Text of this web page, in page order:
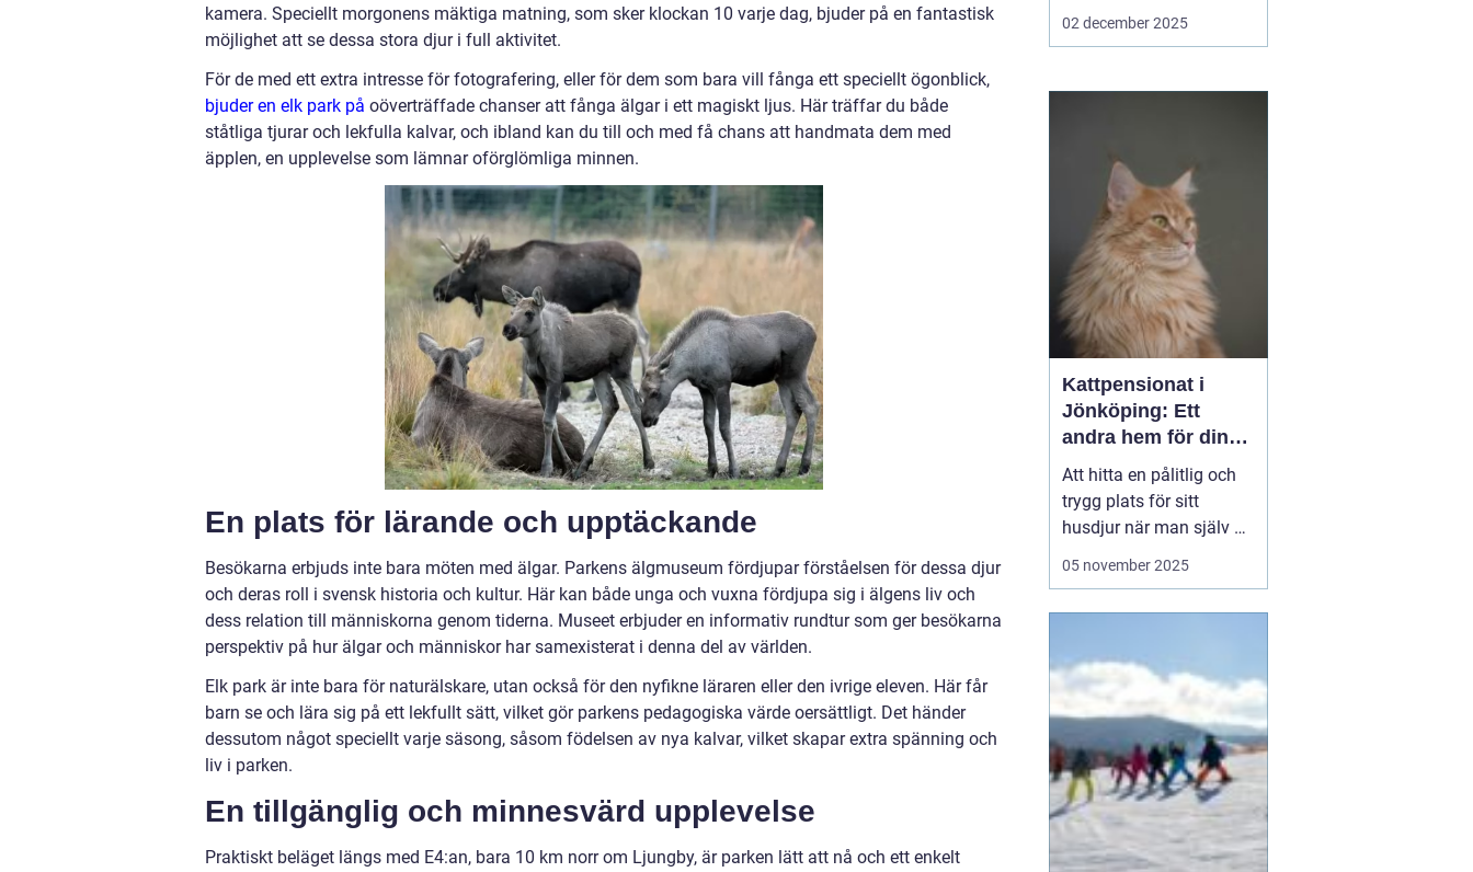
kamera. Speciellt morgonens mäktiga matning, som sker klockan 10 varje dag, bjuder på en fantastisk
möjlighet att se dessa stora djur i full aktivitet.
För de med ett extra intresse för fotografering, eller för dem som bara vill fånga ett speciellt ögonblick,
bjuder en elk park på oöverträffade chanser att fånga älgar i ett magiskt ljus. Här träffar du både
ståtliga tjurar och lekfulla kalvar, och ibland kan du till och med få chans att handmata dem med
äpplen, en upplevelse som lämnar oförglömliga minnen.
En plats för lärande och upptäckande
Besökarna erbjuds inte bara möten med älgar. Parkens älgmuseum fördjupar förståelsen för dessa djur
och deras roll i svensk historia och kultur. Här kan både unga och vuxna fördjupa sig i älgens liv och
dess relation till människorna genom tiderna. Museet erbjuder en informativ rundtur som ger besökarna
perspektiv på hur älgar och människor har samexisterat i denna del av världen.
Elk park är inte bara för naturälskare, utan också för den nyfikne läraren eller den ivrige eleven. Här får
barn se och lära sig på ett lekfullt sätt, vilket gör parkens pedagogiska värde oersättligt. Det händer
dessutom något speciellt varje säsong, såsom födelsen av nya kalvar, vilket skapar extra spänning och
liv i parken.
En tillgänglig och minnesvärd upplevelse
Praktiskt beläget längs med E4:an, bara 10 km norr om Ljungby, är parken lätt att nå och ett enkelt
gäller en hel semester
runt Norrköping letar
hunden blir...
02 december 2025
Kattpensionat i
Jönköping: Ett
andra hem för din
katt
Att hitta en pålitlig och
trygg plats för sitt
husdjur när man själv är
på resande fot kan
lösningen vara att lämna
katten...
05 november 2025